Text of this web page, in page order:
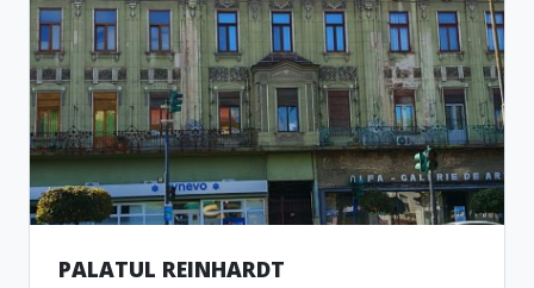
PALATUL REINHARDT